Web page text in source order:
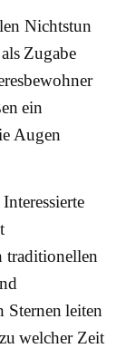
Nichtstun
Zugabe
ein
Augen
traditionellen
Sternen leiten
welcher Zeit